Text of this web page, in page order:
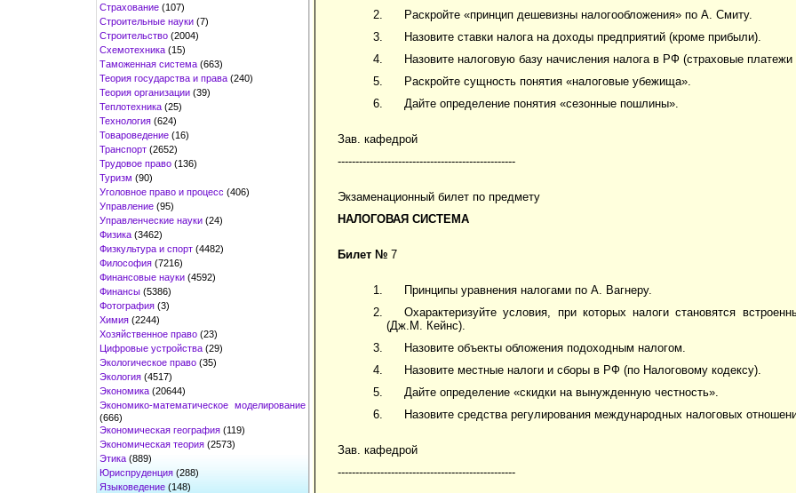
Страхование (107)
Строительные науки (7)
Строительство (2004)
Схемотехника (15)
Таможенная система (663)
Теория государства и права (240)
Теория организации (39)
Теплотехника (25)
Технология (624)
Товароведение (16)
Транспорт (2652)
Трудовое право (136)
Туризм (90)
Уголовное право и процесс (406)
Управление (95)
Управленческие науки (24)
Физика (3462)
Физкультура и спорт (4482)
Философия (7216)
Финансовые науки (4592)
Финансы (5386)
Фотография (3)
Химия (2244)
Хозяйственное право (23)
Цифровые устройства (29)
Экологическое право (35)
Экология (4517)
Экономика (20644)
Экономико-математическое моделирование
(666)
Экономическая география (119)
Экономическая теория (2573)
Этика (889)
Юриспруденция (288)
Языковедение (148)
Раскройте «принцип дешевизны налогообложения» по А. Смиту.
Назовите ставки налога на доходы предприятий (кроме прибыли).
Назовите налоговую базу начисления налога в РФ (страховые
Раскройте сущность понятия «налоговые убежища».
Дайте определение понятия «сезонные пошлины».
Зав. кафедрой
--------------------------------------------------
Экзаменационный билет по предмету
НАЛОГОВАЯ СИСТЕМА
Билет № 7
Принципы уравнения налогами по А. Вагнеру.
Охарактеризуйте условия, при которых налоги становятся
(Дж.М. Кейнс).
Назовите объекты обложения подоходным налогом.
Назовите местные налоги и сборы в РФ (по Налоговому кодексу).
Дайте определение «скидки на вынужденную честность».
Назовите средства регулирования международных налоговых
Зав. кафедрой
--------------------------------------------------